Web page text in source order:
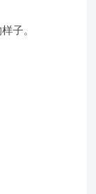
子。